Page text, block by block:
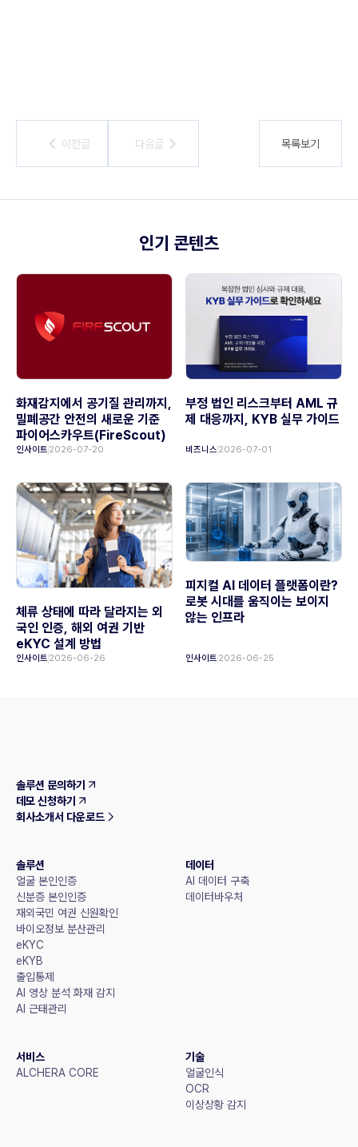
이전글
이전글 다음글
다음글 목록보기
인기 콘텐츠
화재감지에서 공기질 관리까지,
밀폐공간 안전의 새로운 기준
파이어스카우트(FireScout)
인사이트 2026-07-20
부정 법인 리스크부터 AML 규
제 대응까지, KYB 실무 가이드
비즈니스 2026-07-01
체류 상태에 따라 달라지는 외
국인 인증, 해외 여권 기반
eKYC 설계 방법
인사이트 2026-06-26
피지컬 AI 데이터 플랫폼이란?
로봇 시대를 움직이는 보이지
않는 인프라
인사이트 2026-06-25
솔루션 문의하기
데모 신청하기
회사소개서 다운로드
솔루션
얼굴 본인인증
신분증 본인인증
재외국민 여권 신원확인
바이오정보 분산관리
eKYC
eKYB
출입통제
AI 영상 분석 화재 감지
AI 근태관리
데이터
AI 데이터 구축
데이터바우처
서비스
ALCHERA CORE
기술
얼굴인식
OCR
이상상황 감지